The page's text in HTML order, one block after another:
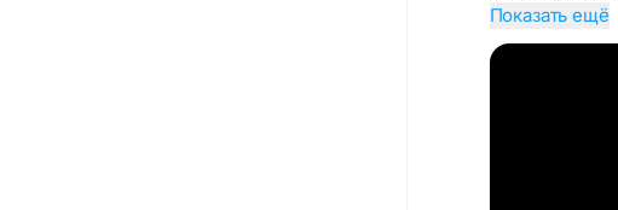
Показать ещё